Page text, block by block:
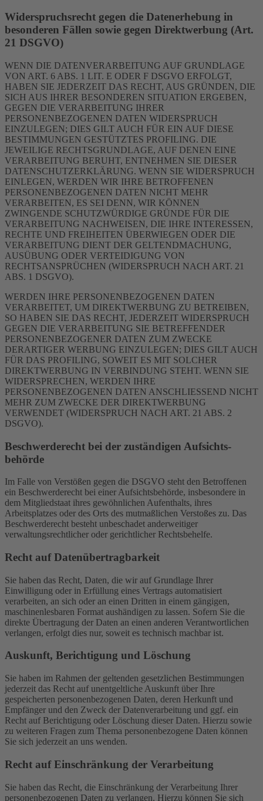
Widerspruchsrecht gegen die Datenerhebung in
besonderen Fällen sowie gegen Direktwerbung (Art.
21 DSGVO)
WENN DIE DATENVERARBEITUNG AUF GRUNDLAGE
VON ART. 6 ABS. 1 LIT. E ODER F DSGVO ERFOLGT,
HABEN SIE JEDERZEIT DAS RECHT, AUS GRÜNDEN, DIE
SICH AUS IHRER BESONDEREN SITUATION ERGEBEN,
GEGEN DIE VERARBEITUNG IHRER
PERSONENBEZOGENEN DATEN WIDERSPRUCH
EINZULEGEN; DIES GILT AUCH FÜR EIN AUF DIESE
BESTIMMUNGEN GESTÜTZTES PROFILING. DIE
JEWEILIGE RECHTSGRUNDLAGE, AUF DENEN EINE
VERARBEITUNG BERUHT, ENTNEHMEN SIE DIESER
DATENSCHUTZERKLÄRUNG. WENN SIE WIDERSPRUCH
EINLEGEN, WERDEN WIR IHRE BETROFFENEN
PERSONENBEZOGENEN DATEN NICHT MEHR
VERARBEITEN, ES SEI DENN, WIR KÖNNEN
ZWINGENDE SCHUTZWÜRDIGE GRÜNDE FÜR DIE
VERARBEITUNG NACHWEISEN, DIE IHRE INTERESSEN,
RECHTE UND FREIHEITEN ÜBERWIEGEN ODER DIE
VERARBEITUNG DIENT DER GELTENDMACHUNG,
AUSÜBUNG ODER VERTEIDIGUNG VON
RECHTSANSPRÜCHEN (WIDERSPRUCH NACH ART. 21
ABS. 1 DSGVO).
WERDEN IHRE PERSONENBEZOGENEN DATEN
VERARBEITET, UM DIREKTWERBUNG ZU BETREIBEN,
SO HABEN SIE DAS RECHT, JEDERZEIT WIDERSPRUCH
GEGEN DIE VERARBEITUNG SIE BETREFFENDER
PERSONENBEZOGENER DATEN ZUM ZWECKE
DERARTIGER WERBUNG EINZULEGEN; DIES GILT AUCH
FÜR DAS PROFILING, SOWEIT ES MIT SOLCHER
DIREKTWERBUNG IN VERBINDUNG STEHT. WENN SIE
WIDERSPRECHEN, WERDEN IHRE
PERSONENBEZOGENEN DATEN ANSCHLIESSEND NICHT
MEHR ZUM ZWECKE DER DIREKTWERBUNG
VERWENDET (WIDERSPRUCH NACH ART. 21 ABS. 2
DSGVO).
Beschwerde­recht bei der zuständigen Aufsichts­
behörde
Im Falle von Verstößen gegen die DSGVO steht den Betroffenen
ein Beschwerderecht bei einer Aufsichtsbehörde, insbesondere in
dem Mitgliedstaat ihres gewöhnlichen Aufenthalts, ihres
Arbeitsplatzes oder des Orts des mutmaßlichen Verstoßes zu. Das
Beschwerderecht besteht unbeschadet anderweitiger
verwaltungsrechtlicher oder gerichtlicher Rechtsbehelfe.
Recht auf Daten­übertrag­barkeit
Sie haben das Recht, Daten, die wir auf Grundlage Ihrer
Einwilligung oder in Erfüllung eines Vertrags automatisiert
verarbeiten, an sich oder an einen Dritten in einem gängigen,
maschinenlesbaren Format aushändigen zu lassen. Sofern Sie die
direkte Übertragung der Daten an einen anderen Verantwortlichen
verlangen, erfolgt dies nur, soweit es technisch machbar ist.
Auskunft, Berichtigung und Löschung
Sie haben im Rahmen der geltenden gesetzlichen Bestimmungen
jederzeit das Recht auf unentgeltliche Auskunft über Ihre
gespeicherten personenbezogenen Daten, deren Herkunft und
Empfänger und den Zweck der Datenverarbeitung und ggf. ein
Recht auf Berichtigung oder Löschung dieser Daten. Hierzu sowie
zu weiteren Fragen zum Thema personenbezogene Daten können
Sie sich jederzeit an uns wenden.
Recht auf Einschränkung der Verarbeitung
Sie haben das Recht, die Einschränkung der Verarbeitung Ihrer
personenbezogenen Daten zu verlangen. Hierzu können Sie sich